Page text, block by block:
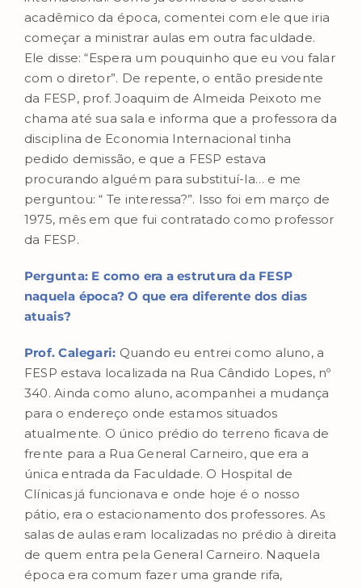
acadêmico da época, comentei com ele que iria
começar a ministrar aulas em outra faculdade.
Ele disse: “Espera um pouquinho que eu vou falar
com o diretor”. De repente, o então presidente
da FESP, prof. Joaquim de Almeida Peixoto me
chama até sua sala e informa que a professora da
disciplina de Economia Internacional tinha
pedido demissão, e que a FESP estava
procurando alguém para substituí-la… e me
perguntou: “ Te interessa?”. Isso foi em março de
1975, mês em que fui contratado como professor
da FESP.
Pergunta: E como era a estrutura da FESP
naquela época? O que era diferente dos dias
atuais?
Prof. Calegari: Quando eu entrei como aluno, a
FESP estava localizada na Rua Cândido Lopes, nº
340. Ainda como aluno, acompanhei a mudança
para o endereço onde estamos situados
atualmente. O único prédio do terreno ficava de
frente para a Rua General Carneiro, que era a
única entrada da Faculdade. O Hospital de
Clínicas já funcionava e onde hoje é o nosso
pátio, era o estacionamento dos professores. As
salas de aulas eram localizadas no prédio à direita
de quem entra pela General Carneiro. Naquela
época era comum fazer uma grande rifa,